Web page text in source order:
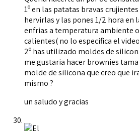
1º en las patatas bravas
hervirlas y las pones 1/2 hora en
enfrias a temperatura ambiente
calientes( no lo especifica el
2º has utilizado moldes de
me gustaria hacer brownies
molde de silicona que creo que
mismo ?
un saludo y gracias